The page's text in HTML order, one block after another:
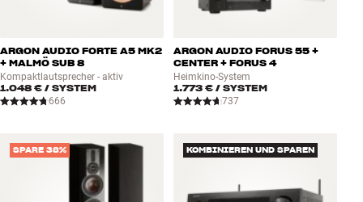
ARGON AUDIO FORTE A5 MK2
+ MALMÖ SUB 8
Kompaktlautsprecher - aktiv
1.048 € / SYSTEM
666
ARGON AUDIO FORUS 55 +
CENTER + FORUS 4
Heimkino-System
1.773 € / SYSTEM
737
SPARE 38% KOMBINIEREN UND SPAREN